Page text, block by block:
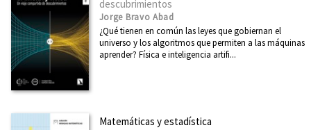
Boletín junio 2026
Boletín mayo 2026
Boletín abril 2026
Boletín marzo 2026
descubrimientos
Jorge Bravo Abad
¿Qué tienen en común las leyes que gobiernan el
universo y los algoritmos que permiten a las máquinas
aprender? Física e inteligencia artifi...
Matemáticas y estadística